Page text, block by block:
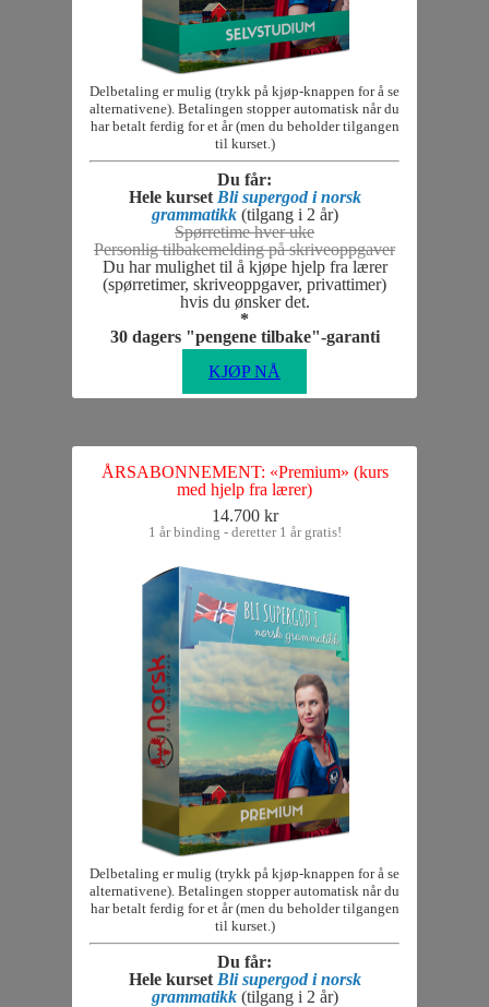
Delbetaling er mulig (trykk på kjøp-knappen for å se
alternativene). Betalingen stopper automatisk når du
har betalt ferdig for et år (men du beholder tilgangen
til kurset.)
Du får:
Hele kurset Bli supergod i norsk
grammatikk (tilgang i 2 år)
Spørretime hver uke
Personlig tilbakemelding på skriveoppgaver
Du har mulighet til å kjøpe hjelp fra lærer
(spørretimer, skriveoppgaver, privattimer)
hvis du ønsker det.
*
30 dagers "pengene tilbake"-garanti
KJØP NÅ
ÅRSABONNEMENT: «Premium» (kurs
med hjelp fra lærer)
14.700 kr
1 år binding - deretter 1 år gratis!
Delbetaling er mulig (trykk på kjøp-knappen for å se
alternativene). Betalingen stopper automatisk når du
har betalt ferdig for et år (men du beholder tilgangen
til kurset.)
Du får:
Hele kurset Bli supergod i norsk
grammatikk (tilgang i 2 år)